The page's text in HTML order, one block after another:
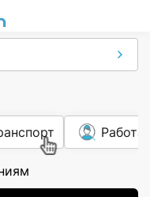
Работа